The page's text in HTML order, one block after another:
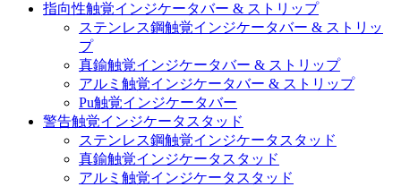
指向性触覚インジケータバー & ストリップ
ステンレス鋼触覚インジケータバー & ストリッ
プ
真鍮触覚インジケータバー & ストリップ
アルミ触覚インジケータバー & ストリップ
Pu触覚インジケータバー
警告触覚インジケータスタッド
ステンレス鋼触覚インジケータスタッド
真鍮触覚インジケータスタッド
アルミ触覚インジケータスタッド